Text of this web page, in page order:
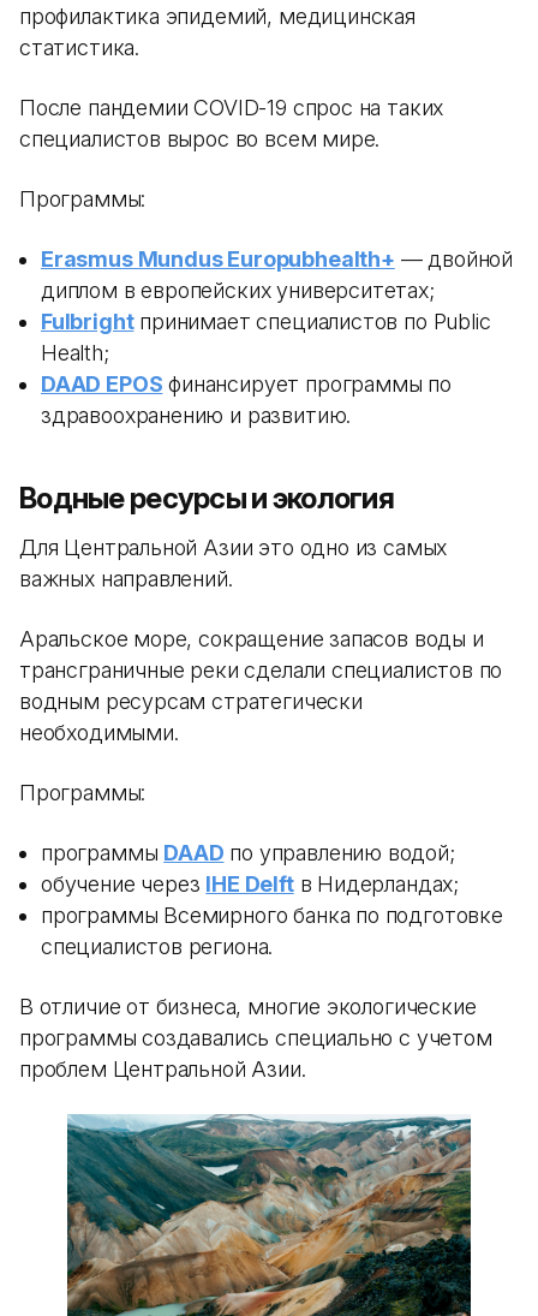
профилактика эпидемий, медицинская
статистика.
После пандемии COVID-19 спрос на таких
специалистов вырос во всем мире.
Программы:
Erasmus Mundus Europubhealth+ — двойной
диплом в европейских университетах;
Fulbrightпринимает специалистов по Public
Health;
DAAD EPOS финансирует программы по
здравоохранению и развитию.
Водные ресурсы и экология
Для Центральной Азии это одно из самых
важных направлений.
Аральское море, сокращение запасов воды и
трансграничные реки сделали специалистов по
водным ресурсам стратегически
необходимыми.
Программы:
программы DAAD по управлению водой;
обучение через IHE Delftв Нидерландах;
программы Всемирного банка по подготовке
специалистов региона.
В отличие от бизнеса, многие экологические
программы создавались специально с учетом
проблем Центральной Азии.